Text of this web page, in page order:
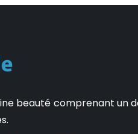
beauté comprenant un